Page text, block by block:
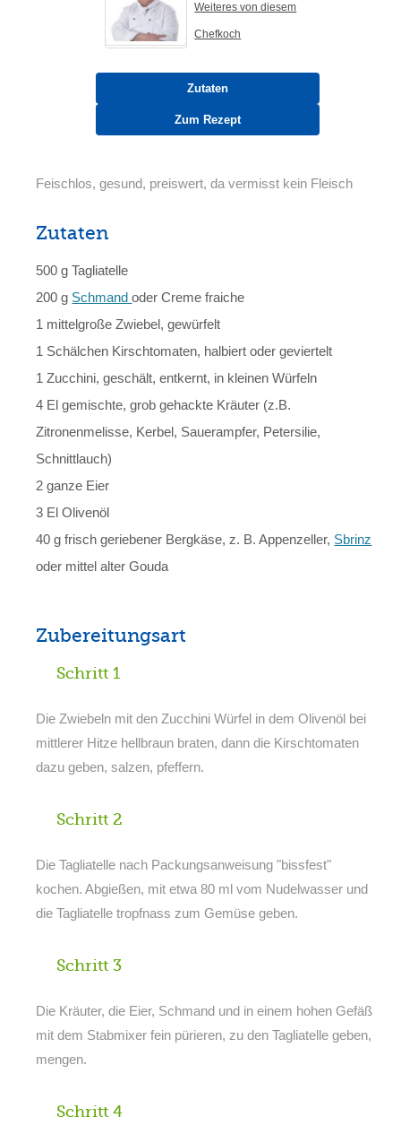
Weiteres von diesem
Chefkoch
Zutaten
Zum Rezept
Feischlos, gesund, preiswert, da vermisst kein Fleisch
Zutaten
500 g Tagliatelle
200 g Schmandoder Creme fraiche
1 mittelgroße Zwiebel, gewürfelt
1 Schälchen Kirschtomaten, halbiert oder geviertelt
1 Zucchini, geschält, entkernt, in kleinen Würfeln
4 El gemischte, grob gehackte Kräuter (z.B.
Zitronenmelisse, Kerbel, Sauerampfer, Petersilie,
Schnittlauch)
2 ganze Eier
3 El Olivenöl
40 g frisch geriebener Bergkäse, z. B. Appenzeller, Sbrinz
oder mittel alter Gouda
Zubereitungsart
Schritt 1
Die Zwiebeln mit den Zucchini Würfel in dem Olivenöl bei
mittlerer Hitze hellbraun braten, dann die Kirschtomaten
dazu geben, salzen, pfeffern.
Schritt 2
Die Tagliatelle nach Packungsanweisung "bissfest"
kochen. Abgießen, mit etwa 80 ml vom Nudelwasser und
die Tagliatelle tropfnass zum Gemüse geben.
Schritt 3
Die Kräuter, die Eier, Schmand und in einem hohen Gefäß
mit dem Stabmixer fein pürieren, zu den Tagliatelle geben,
mengen.
Schritt 4